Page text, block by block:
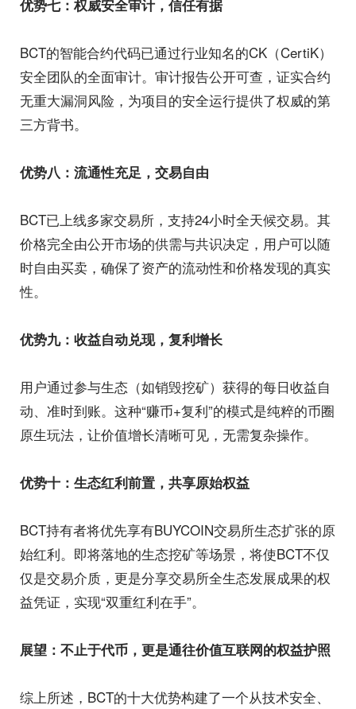
优势七：权威安全审计，信任有据
BCT的智能合约代码已通过行业知名的CK（CertiK）
安全团队的全面审计。审计报告公开可查，证实合约
无重大漏洞风险，为项目的安全运行提供了权威的第
三方背书。
优势八：流通性充足，交易自由
BCT已上线多家交易所，支持24小时全天候交易。其
价格完全由公开市场的供需与共识决定，用户可以随
时自由买卖，确保了资产的流动性和价格发现的真实
性。
优势九：收益自动兑现，复利增长
用户通过参与生态（如销毁挖矿）获得的每日收益自
动、准时到账。这种“赚币+复利”的模式是纯粹的币圈
原生玩法，让价值增长清晰可见，无需复杂操作。
优势十：生态红利前置，共享原始权益
BCT持有者将优先享有BUYCOIN交易所生态扩张的原
始红利。即将落地的生态挖矿等场景，将使BCT不仅
仅是交易介质，更是分享交易所全生态发展成果的权
益凭证，实现“双重红利在手”。
展望：不止于代币，更是通往价值互联网的权益护照
综上所述，BCT的十大优势构建了一个从技术安全、